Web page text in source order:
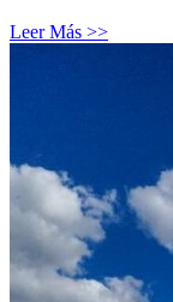
Leer Más >>